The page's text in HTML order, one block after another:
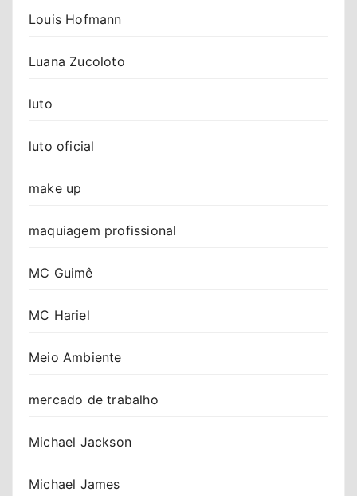
Louis Hofmann
Luana Zucoloto
luto
luto oficial
make up
maquiagem profissional
MC Guimê
MC Hariel
Meio Ambiente
mercado de trabalho
Michael Jackson
Michael James